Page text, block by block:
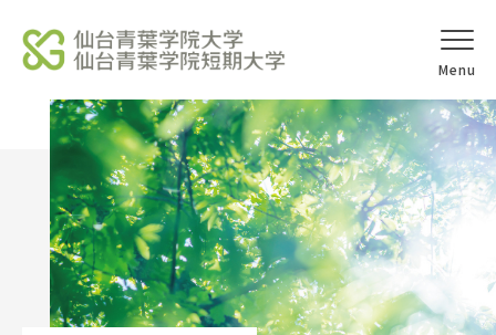
オープンキャ
ンパス
アクセス
学校法人北杜学園
Topics